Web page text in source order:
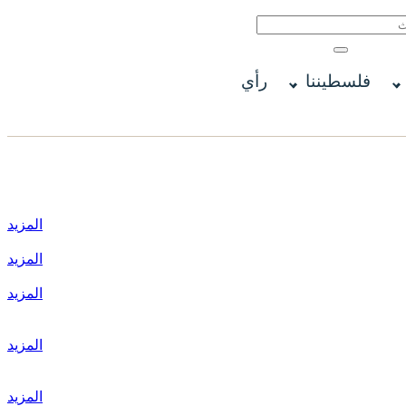
فلسطيننا رأي
المزيد
المزيد
المزيد
المزيد
المزيد